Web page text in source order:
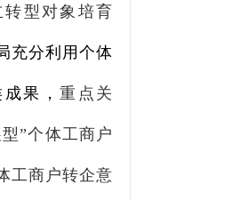
转型对象培育
充分利用个体
果， 重点关
”个体工商户
工商户转企意